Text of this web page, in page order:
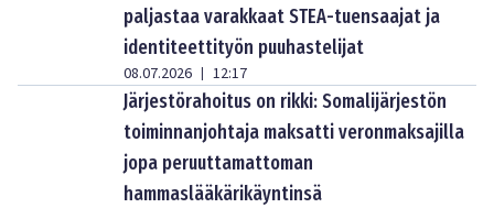
paljastaa varakkaat STEA-tuensaajat ja
identiteettityön puuhastelijat
08.07.2026 | 12:17
Järjestörahoitus on rikki: Somalijärjestön
toiminnanjohtaja maksatti veronmaksajilla
jopa peruuttamattoman
hammaslääkärikäyntinsä